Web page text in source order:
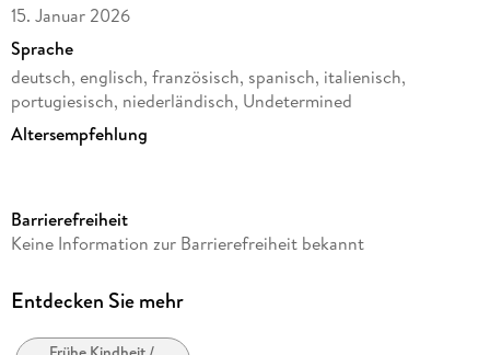
15. Januar 2026
Sprache
deutsch, englisch, französisch, spanisch, italienisch,
portugiesisch, niederländisch, Undetermined
Altersempfehlung
3D Puzzles (Ravensburger)
Verlag/Hersteller
Rätsel
Barrierefreiheit
Keine Information zur Barrierefreiheit bekannt
Entdecken Sie mehr